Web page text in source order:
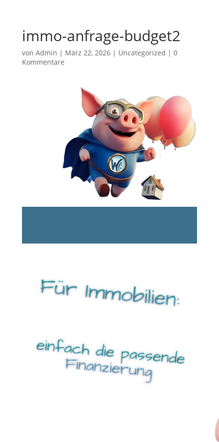
immo-anfrage-budget2
von Admin | März 22, 2026| Uncategorized | 0
Kommentare
Für Immobilien:
einfach die passende
F
inanzierung